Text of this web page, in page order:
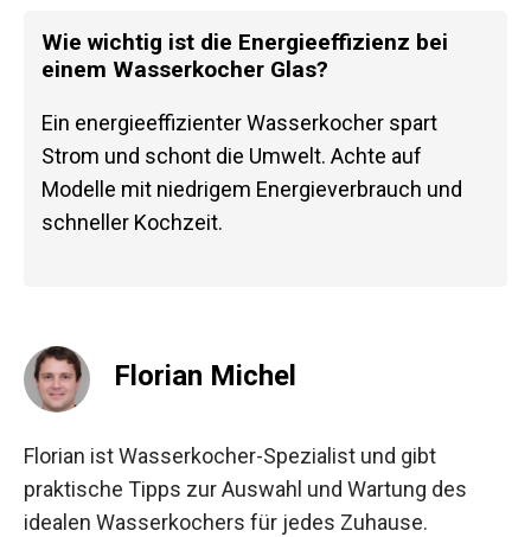
Wie wichtig ist die Energieeffizienz bei
einem Wasserkocher Glas?
Ein energieeffizienter Wasserkocher spart
Strom und schont die Umwelt. Achte auf
Modelle mit niedrigem Energieverbrauch und
schneller Kochzeit.
Florian Michel
Florian ist Wasserkocher-Spezialist und gibt
praktische Tipps zur Auswahl und Wartung des
idealen Wasserkochers für jedes Zuhause.